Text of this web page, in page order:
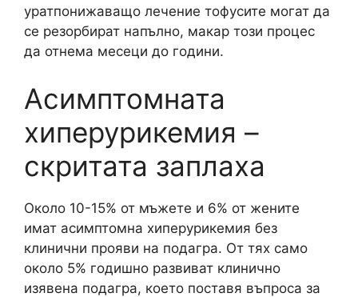
уратпонижаващо лечение тофусите могат да
се резорбират напълно, макар този процес
да отнема месеци до години.
Асимптомната
хиперурикемия –
скритата заплаха
Около 10-15% от мъжете и 6% от жените
имат асимптомна хиперурикемия без
клинични прояви на подагра. От тях само
около 5% годишно развиват клинично
изявена подагра, което поставя въпроса за